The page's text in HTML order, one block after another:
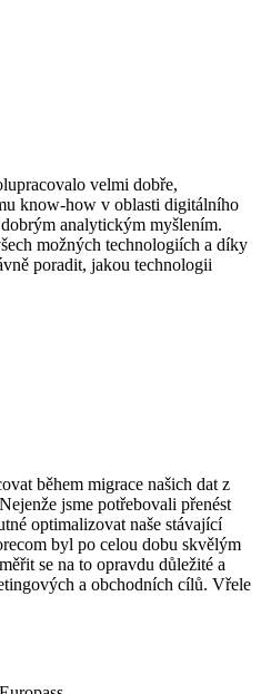
velmi dobře,
know-how v oblasti digitálního
analytickým myšlením.
možných technologiích a díky
poradit, jakou technologii
během migrace našich dat z
jsme potřebovali přenést
optimalizovat naše stávající
byl po celou dobu skvělým
se na to opravdu důležité a
a obchodních cílů. Vřele